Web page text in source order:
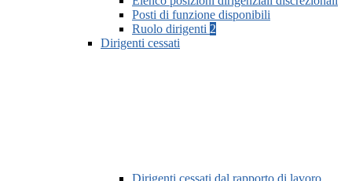
Posti di funzione disponibili
Ruolo dirigenti 2
Dirigenti cessati